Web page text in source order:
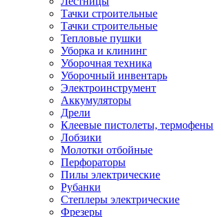
Тачки строительные
Тачки строительные
Тепловые пушки
Уборка и клининг
Уборочная техника
Уборочный инвентарь
Электроинструмент
Аккумуляторы
Дрели
Клеевые пистолеты, термофены
Лобзики
Молотки отбойные
Перфораторы
Пилы электрические
Рубанки
Степлеры электрические
Фрезеры